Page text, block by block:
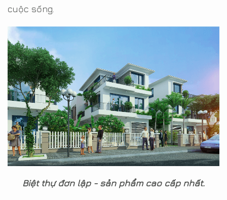
cuộc sống.
Biệt thự đơn lập - sản phẩm cao cấp nhất.